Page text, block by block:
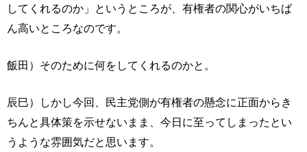
してくれるのか」というところが、有権者の関心がいちば
ん高いところなのです。
飯田）そのために何をしてくれるのかと。
辰巳）しかし今回、民主党側が有権者の懸念に正面からき
ちんと具体策を示せないまま、今日に至ってしまったとい
うような雰囲気だと思います。